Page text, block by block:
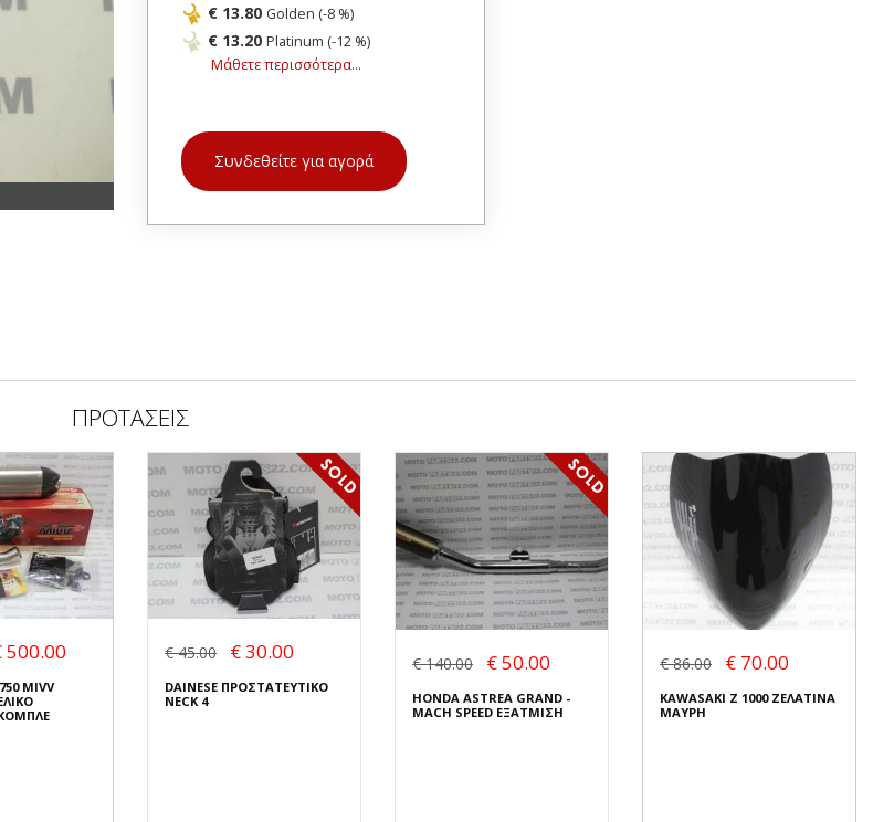
€ 13.80 Golden (-8 %)
€ 13.20 Platinum (-12 %)
Μάθετε περισσότερα...
Συνδεθείτε για αγορά
ΠΡΟΤΑΣΕΙΣ
500.00
MIVV
€ 45.00 € 30.00
DAINESE ΠΡΟΣΤΑΤΕΥΤΙΚΟ
NECK 4
€ 140.00 € 50.00
HONDA ASTREA GRAND -
MACH SPEED ΕΞΑΤΜΙΣΗ
€ 86.00 € 70.00
KAWASAKI Z 1000 ΖΕΛΑΤΙΝΑ
ΜΑΥΡΗ